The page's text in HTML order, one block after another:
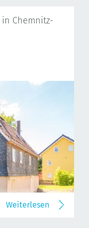
Chemnitz-
Weiterlesen